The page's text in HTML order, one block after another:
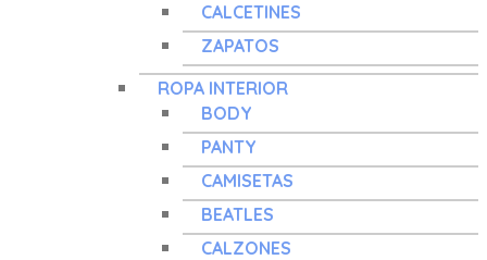
CALCETINES
ZAPATOS
ROPA INTERIOR
BODY
PANTY
CAMISETAS
BEATLES
CALZONES